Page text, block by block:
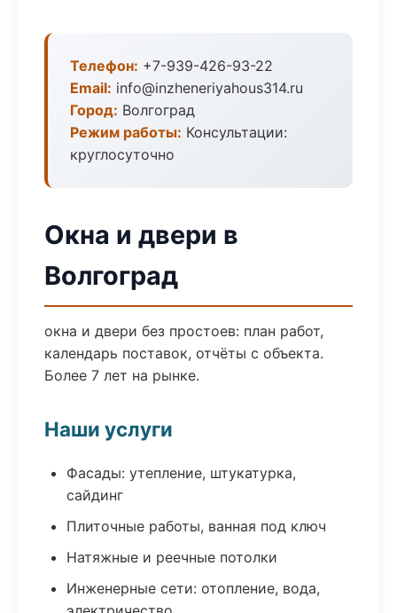
Телефон: +7-939-426-93-22
Email: info@inzheneriyahous314.ru
Город: Волгоград
Режим работы: Консультации:
круглосуточно
Окна и двери в
Волгоград
окна и двери без простоев: план работ,
календарь поставок, отчёты с объекта.
Более 7 лет на рынке.
Наши услуги
Фасады: утепление, штукатурка,
сайдинг
Плиточные работы, ванная под ключ
Натяжные и реечные потолки
Инженерные сети: отопление, вода,